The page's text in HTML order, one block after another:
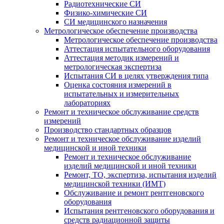
Радиотехнические СИ
Физико-химические СИ
СИ медицинского назначения
Метрологическое обеспечение производства
Метрологическое обеспечение производства
Аттестация испытательного оборудования
Аттестация методик измерений и
метрологическая экспертиза
Испытания СИ в целях утверждения типа
Оценка состояния измерений в
испытательных и измерительных
лабораториях
Ремонт и техническое обслуживание средств
измерений
Производство стандартных образцов
Ремонт и техническое обслуживание изделий
медицинской и иной техники
Ремонт и техническое обслуживание
изделий медицинской и иной техники
Ремонт, ТО, экспертиза, испытания изделий
медицинской техники (ИМТ)
Обслуживание и ремонт рентгеновского
оборудования
Испытания рентгеновского оборудования и
средств радиационной защиты